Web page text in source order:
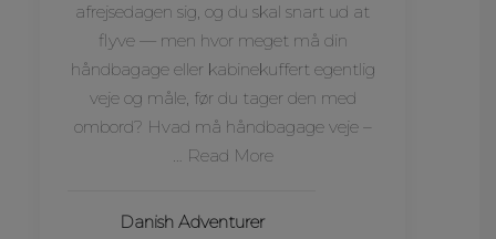
afrejsedagen sig, og du skal snart ud at
flyve — men hvor meget må din
håndbagage eller kabinekuffert egentlig
veje og måle, før du tager den med
ombord? Hvad må håndbagage veje –
… Read More
Danish Adventurer